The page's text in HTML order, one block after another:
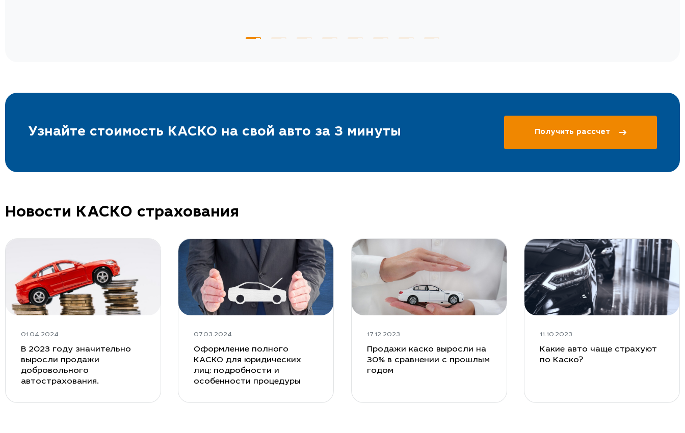
Узнайте стоимость КАСКО на свой авто за 3 минуты Получить рассчет
Новости КАСКО страхования
01.04.2024
В 2023 году значительно
выросли продажи
добровольного
автострахования.
07.03.2024
Оформление полного
КАСКО для юридических
лиц: подробности и
особенности процедуры
17.12.2023
Продажи каско выросли на
30% в сравнении с прошлым
годом
11.10.2023
Какие авто чаще страхуют
по Каско?